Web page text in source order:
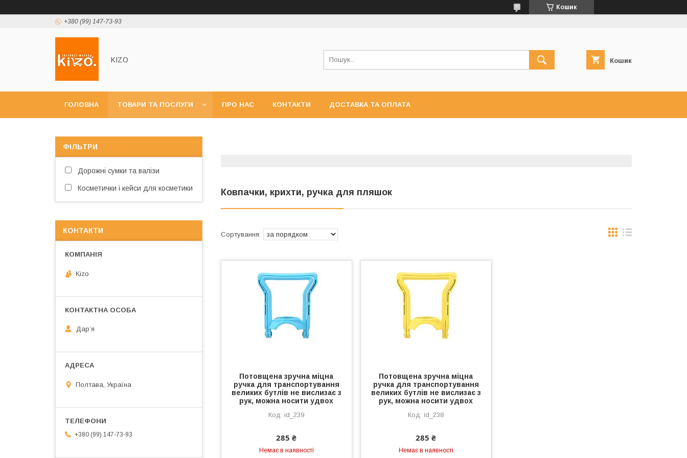
Кошик
+380 (99) 147-73-93
KIZO Кошик
ГОЛОВНА ТОВАРИ ТА ПОСЛУГИ ПРО НАС КОНТАКТИ ДОСТАВКА ТА ОПЛАТА
Ковпачки, крихти, ручка для пляшок
Потовщена зручна міцна
ручка для транспортування
великих бутлів не вислизає з
рук, можна носити удвох
id_239
285 ₴
Немає в наявності
Потовщена зручна міцна
ручка для транспортування
великих бутлів не вислизає з
рук, можна носити удвох
id_238
285 ₴
Немає в наявності
ФІЛЬТРИ
Дорожні сумки та валізи
Косметички і кейси для косметики
КОНТАКТИ
Kizo
Дарʼя
Полтава, Україна
+380 (99) 147-73-93